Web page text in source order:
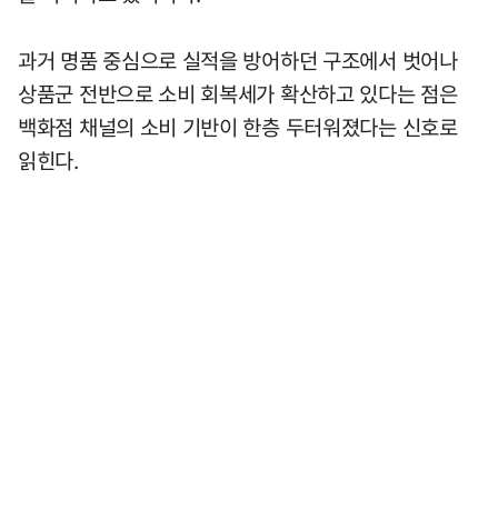
과거 명품 중심으로 실적을 방어하던 구조에서 벗어나
상품군 전반으로 소비 회복세가 확산하고 있다는 점은
백화점 채널의 소비 기반이 한층 두터워졌다는 신호로
읽힌다.